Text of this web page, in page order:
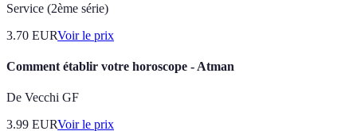
Service (2ème série)
3.70 EURVoir le prix
Comment établir votre horoscope - Atman
De Vecchi GF
3.99 EURVoir le prix